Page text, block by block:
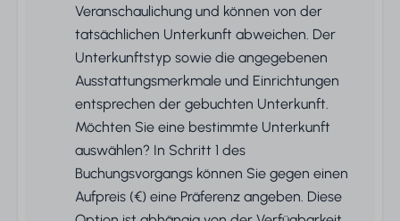
Veranschaulichung und können von der
tatsächlichen Unterkunft abweichen. Der
Unterkunftstyp sowie die angegebenen
Ausstattungsmerkmale und Einrichtungen
entsprechen der gebuchten Unterkunft.
Möchten Sie eine bestimmte Unterkunft
auswählen? In Schritt 1 des
Buchungsvorgangs können Sie gegen einen
Aufpreis (€) eine Präferenz angeben. Diese